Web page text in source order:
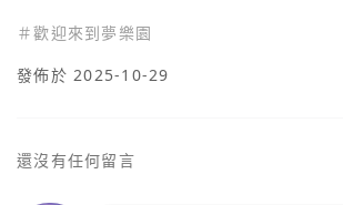
＃歡迎來到夢樂園
發佈於 2025-10-29
還沒有任何留言